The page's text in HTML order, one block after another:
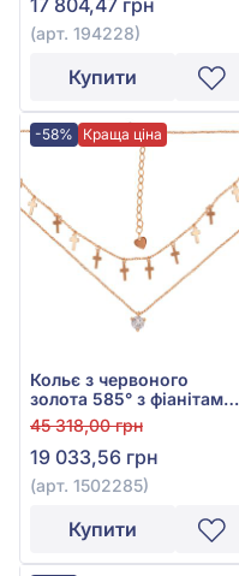
17 804,47 грн
(арт. 194228)
Купити
-58% Краща ціна
Кольє з червоного
золота 585° з фіанітами/
куб.цирконієм, арт.
1502285
45 318,00 грн
19 033,56 грн
(арт. 1502285)
Купити